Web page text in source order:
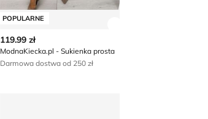
POPULARNE
119.99 zł
ModnaKiecka.pl - Sukienka prosta
Darmowa dostwa od 250 zł